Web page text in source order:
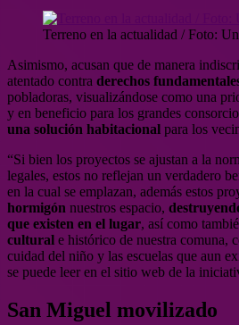
Terreno en la actualidad / Foto:
Asimismo, acusan que de manera
atentado contra derechos
pobladoras, visualizándose como una
y en beneficio para los grandes
una solución habitacional para los
“Si bien los proyectos se ajustan a la
legales, estos no reflejan un verdadero
en la cual se emplazan, además estos
hormigón nuestros espacio,
que existen en el lugar, así como
cultural e histórico de nuestra comuna,
cuidad del niño y las escuelas que aun
se puede leer en el sitio web de la
San Miguel movilizado